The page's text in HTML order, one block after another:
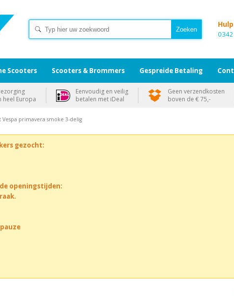
Vespa primavera smoke 3-delig
gezocht:
openingstijden:
Scooters Scooters & Brommers Gespreide Betaling
heel Europa
Eenvoudig en veilig
betalen met iDeal
Geen verzendkosten
boven de € 75,-